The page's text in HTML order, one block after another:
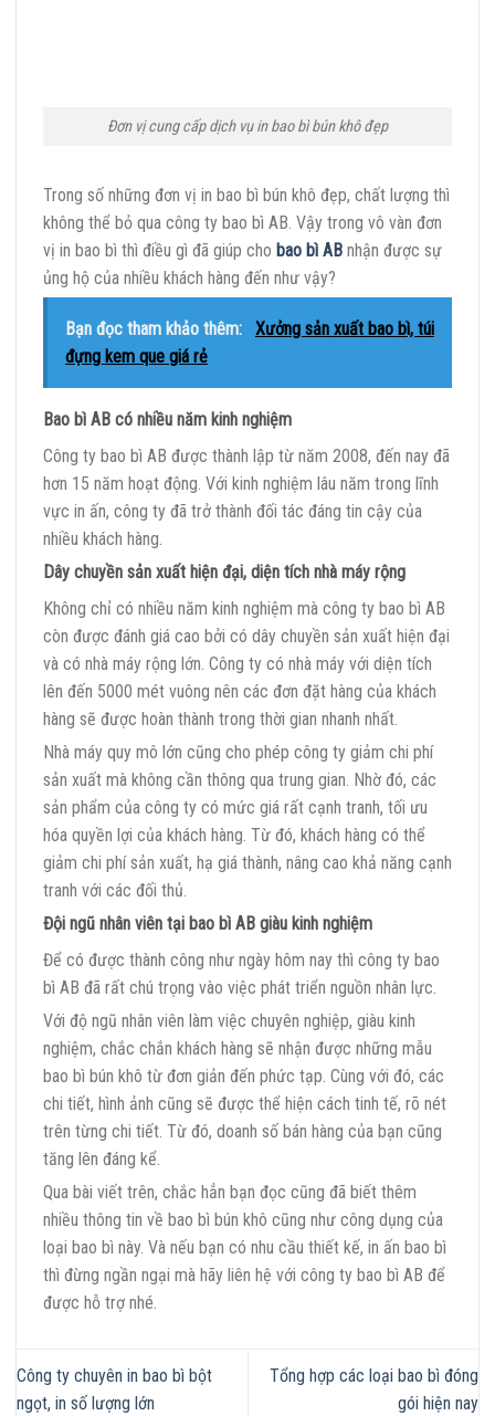
Đơn vị cung cấp dịch vụ in bao bì bún khô đẹp
Trong số những đơn vị in bao bì bún khô đẹp, chất lượng thì
không thể bỏ qua công ty bao bì AB. Vậy trong vô vàn đơn
vị in bao bì thì điều gì đã giúp cho bao bì AB nhận được sự
ủng hộ của nhiều khách hàng đến như vậy?
Bạn đọc tham khảo thêm:
Xưởng sản xuất bao bì, túi
đựng kem que giá rẻ
Bao bì AB có nhiều năm kinh nghiệm
Công ty bao bì AB được thành lập từ năm 2008, đến nay đã
hơn 15 năm hoạt động. Với kinh nghiệm lâu năm trong lĩnh
vực in ấn, công ty đã trở thành đối tác đáng tin cậy của
nhiều khách hàng.
Dây chuyền sản xuất hiện đại, diện tích nhà máy rộng
Không chỉ có nhiều năm kinh nghiệm mà công ty bao bì AB
còn được đánh giá cao bởi có dây chuyền sản xuất hiện đại
và có nhà máy rộng lớn. Công ty có nhà máy với diện tích
lên đến 5000 mét vuông nên các đơn đặt hàng của khách
hàng sẽ được hoàn thành trong thời gian nhanh nhất.
Nhà máy quy mô lớn cũng cho phép công ty giảm chi phí
sản xuất mà không cần thông qua trung gian. Nhờ đó, các
sản phẩm của công ty có mức giá rất cạnh tranh, tối ưu
hóa quyền lợi của khách hàng. Từ đó, khách hàng có thể
giảm chi phí sản xuất, hạ giá thành, nâng cao khả năng cạnh
tranh với các đối thủ.
Đội ngũ nhân viên tại bao bì AB giàu kinh nghiệm
Để có được thành công như ngày hôm nay thì công ty bao
bì AB đã rất chú trọng vào việc phát triển nguồn nhân lực.
Với độ ngũ nhân viên làm việc chuyên nghiệp, giàu kinh
nghiệm, chắc chắn khách hàng sẽ nhận được những mẫu
bao bì bún khô từ đơn giản đến phức tạp. Cùng với đó, các
chi tiết, hình ảnh cũng sẽ được thể hiện cách tinh tế, rõ nét
trên từng chi tiết. Từ đó, doanh số bán hàng của bạn cũng
tăng lên đáng kể.
Qua bài viết trên, chắc hẳn bạn đọc cũng đã biết thêm
nhiều thông tin về bao bì bún khô cũng như công dụng của
loại bao bì này. Và nếu bạn có nhu cầu thiết kế, in ấn bao bì
thì đừng ngần ngại mà hãy liên hệ với công ty bao bì AB để
được hỗ trợ nhé.
Công ty chuyên in bao bì bột
ngọt, in số lượng lớn
Tổng hợp các loại bao bì đóng
gói hiện nay